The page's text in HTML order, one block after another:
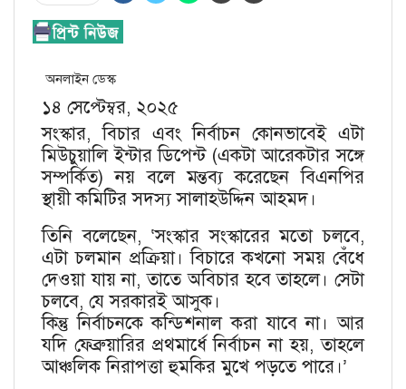
অনলাইন ডেস্ক
১৪ সেপ্টেম্বর, ২০২৫
সংস্কার, বিচার এবং নির্বাচন কোনভাবেই এটা
মিউচুয়ালি ইন্টার ডিপেন্ট (একটা আরেকটার সঙ্গে
সম্পর্কিত) নয় বলে মন্তব্য করেছেন বিএনপির
স্থায়ী কমিটির সদস্য সালাহউদ্দিন আহমদ।
তিনি বলেছেন, ‘সংস্কার সংস্কারের মতো চলবে,
এটা চলমান প্রক্রিয়া। বিচারে কখনো সময় বেঁধে
দেওয়া যায় না, তাতে অবিচার হবে তাহলে। সেটা
চলবে, যে সরকারই আসুক।
কিন্তু নির্বাচনকে কন্ডিশনাল করা যাবে না। আর
যদি ফেব্রুয়ারির প্রথমার্ধে নির্বাচন না হয়, তাহলে
আঞ্চলিক নিরাপত্তা হুমকির মুখে পড়তে পারে।’